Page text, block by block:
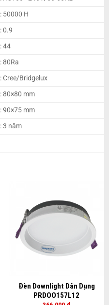
: 50000 H
: 0.9
: 44
: 80Ra
: Cree/Bridgelux
: 80×80 mm
: 90×75 mm
: 3 năm
Đèn Downlight Dân Dụng
PRDOO157L12